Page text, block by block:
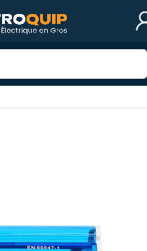
/accessoires-tunisie